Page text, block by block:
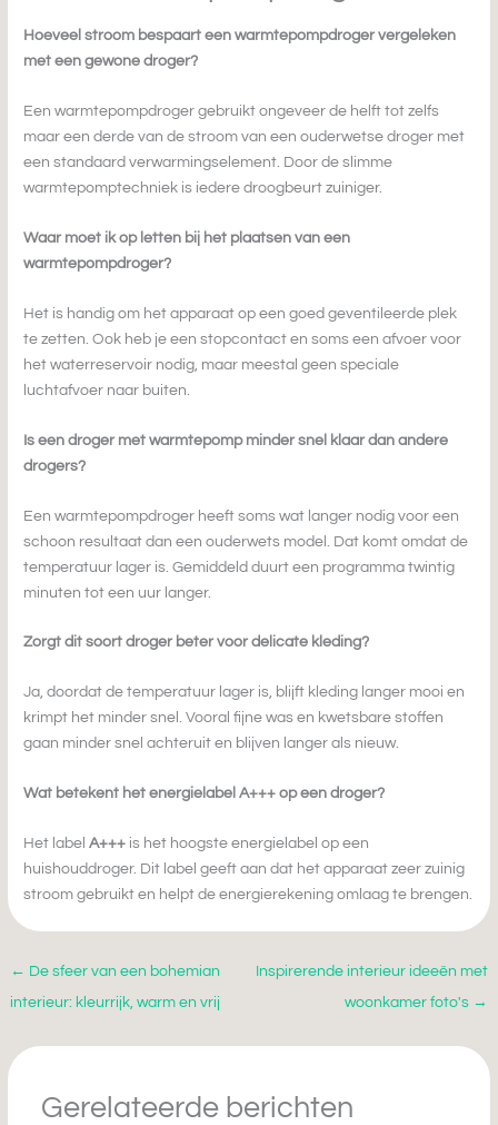
Hoeveel stroom bespaart een warmtepompdroger vergeleken
met een gewone droger?
Een warmtepompdroger gebruikt ongeveer de helft tot zelfs
maar een derde van de stroom van een ouderwetse droger met
een standaard verwarmingselement. Door de slimme
warmtepomptechniek is iedere droogbeurt zuiniger.
Waar moet ik op letten bij het plaatsen van een
warmtepompdroger?
Het is handig om het apparaat op een goed geventileerde plek
te zetten. Ook heb je een stopcontact en soms een afvoer voor
het waterreservoir nodig, maar meestal geen speciale
luchtafvoer naar buiten.
Is een droger met warmtepomp minder snel klaar dan andere
drogers?
Een warmtepompdroger heeft soms wat langer nodig voor een
schoon resultaat dan een ouderwets model. Dat komt omdat de
temperatuur lager is. Gemiddeld duurt een programma twintig
minuten tot een uur langer.
Zorgt dit soort droger beter voor delicate kleding?
Ja, doordat de temperatuur lager is, blijft kleding langer mooi en
krimpt het minder snel. Vooral fijne was en kwetsbare stoffen
gaan minder snel achteruit en blijven langer als nieuw.
Wat betekent het energielabel A+++ op een droger?
Het labelA+++ is het hoogste energielabel op een
huishouddroger. Dit label geeft aan dat het apparaat zeer zuinig
stroom gebruikt en helpt de energierekening omlaag te brengen.
← De sfeer van een bohemian
interieur: kleurrijk, warm en vrij
Inspirerende interieur ideeën met
woonkamer foto's →
Gerelateerde berichten